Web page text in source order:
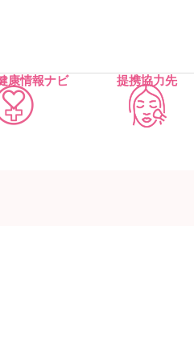
康情報ナビ 提携協力先